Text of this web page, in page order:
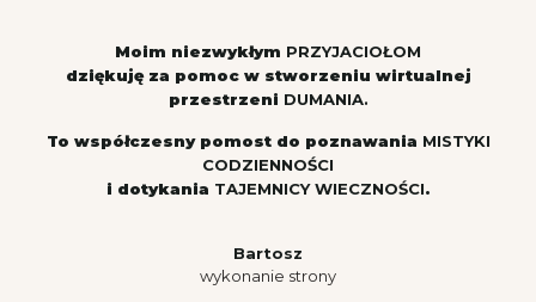
Moim niezwykłym PRZYJACIOŁOM
dziękuję za pomoc w stworzeniu wirtualnej
przestrzeni DUMANIA.
To współczesny pomost do poznawania MISTYKI
CODZIENNOŚCI
i dotykania TAJEMNICY WIECZNOŚCI.
Bartosz
wykonanie strony